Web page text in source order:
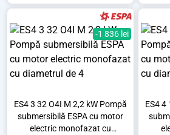
-1 836 lei
ES4 3 32 O4I M 2,2 kW Pompă
submersibilă ESPA cu motor
electric monofazat cu
ES4 4